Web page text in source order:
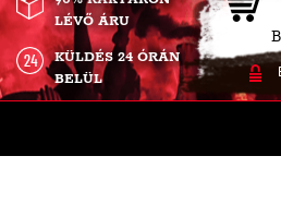
LÉVŐ ÁRU
KÜLDÉS 24 ÓRÁN
BELÜL